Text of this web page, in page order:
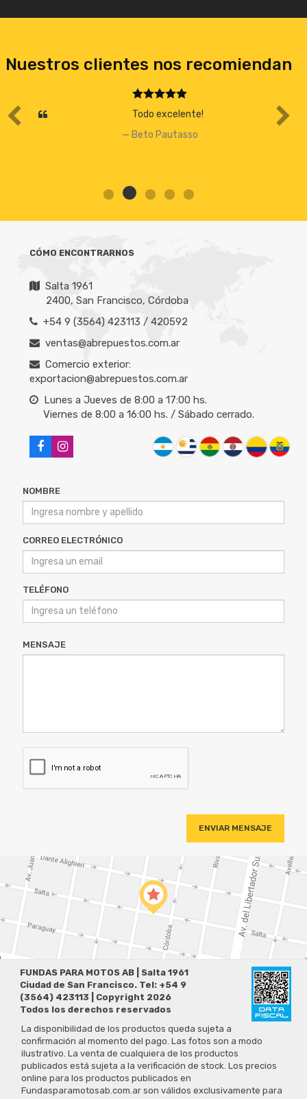
Nuestros clientes nos recomiendan
Todo excelente!
Beto Pautasso
Salta 1961
+54 9 (3564) 423113 / 420592
ventas@abrepuestos.com.ar
Comercio exterior:
exportacion@abrepuestos.com.ar
Lunes a Jueves de 8:00 a 17:00 hs.
Viernes de 8:00 a 16:00 hs. / Sábado cerrado.
CORREO ELECTRÓNICO
TELÉFONO
MENSAJE
FUNDAS PARA MOTOS AB | Salta 1961
Ciudad de San Francisco. Tel: +54 9
(3564) 423113 | Copyright 2026
Todos los derechos reservados
La disponibilidad de los productos queda sujeta a
confirmación al momento del pago. Las fotos son a modo
ilustrativo. La venta de cualquiera de los productos
publicados está sujeta a la verificación de stock. Los precios
online para los productos publicados en
Fundasparamotosab.com.ar son válidos exclusivamente para
la compra vía Internet en la página mencionada. Las
especificaciones técnicas y descripciones están sujetas a